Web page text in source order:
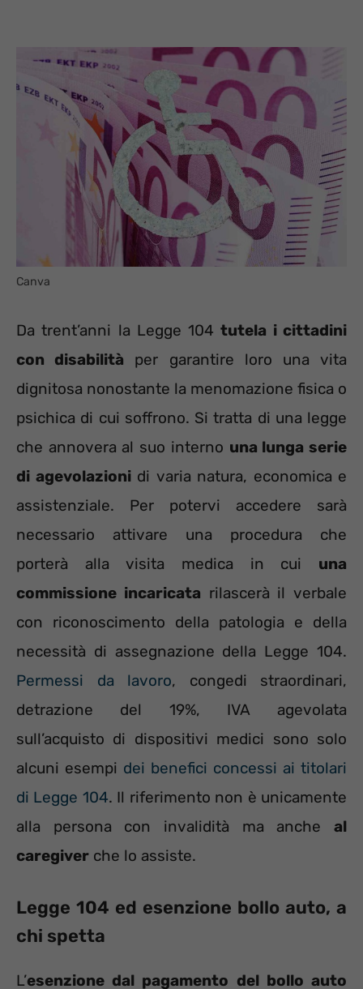
Canva
Da trent’anni la Legge 104tutela i cittadini
con disabilità per garantire loro una vita
dignitosa nonostante la menomazione fisica o
psichica di cui soffrono. Si tratta di una legge
che annovera al suo interno una lunga serie
di agevolazionidi varia natura, economica e
assistenziale. Per potervi accedere sarà
necessario attivare una procedura che
porterà alla visita medica in cui una
commissione incaricata rilascerà il verbale
con riconoscimento della patologia e della
necessità di assegnazione della Legge 104.
Permessi da lavoro, congedi straordinari,
detrazione del 19%, IVA agevolata
sull’acquisto di dispositivi medici sono solo
alcuni esempi dei benefici concessi ai titolari
di Legge 104. Il riferimento non è unicamente
alla persona con invalidità ma anche al
caregiver che lo assiste.
Legge 104 ed esenzione bollo auto, a
chi spetta
L’esenzione dal pagamento del bollo auto